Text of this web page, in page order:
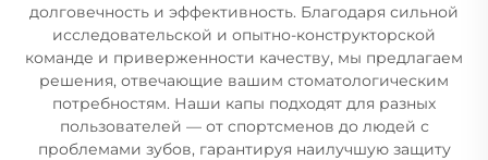
долговечность и эффективность. Благодаря сильной
исследовательской и опытно-конструкторской
команде и приверженности качеству, мы предлагаем
решения, отвечающие вашим стоматологическим
потребностям. Наши капы подходят для разных
пользователей — от спортсменов до людей с
проблемами зубов, гарантируя наилучшую защиту